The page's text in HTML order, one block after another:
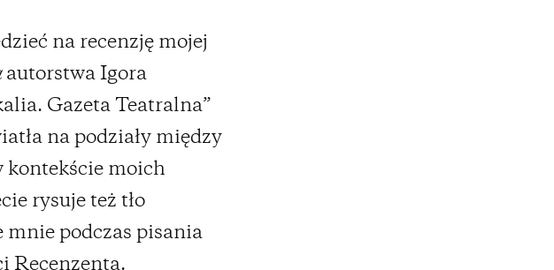
na recenzję mojej
autorstwa Igora
Gazeta Teatralna”
na podziały między
kontekście moich
rysuje też tło
mnie podczas pisania
Recenzenta.